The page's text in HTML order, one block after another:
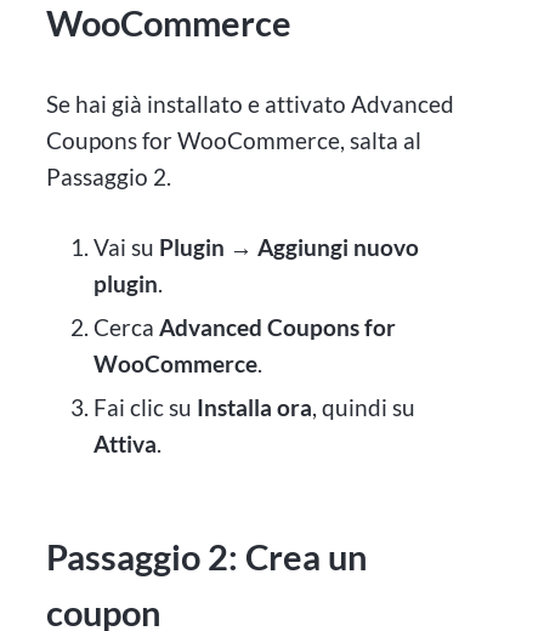
WooCommerce
Se hai già installato e attivato Advanced
Coupons for WooCommerce, salta al
Passaggio 2.
Vai su Plugin → Aggiungi nuovo
plugin.
Cerca Advanced Coupons for
WooCommerce.
Fai clic su Installa ora, quindi su
Attiva.
Passaggio 2: Crea un
coupon